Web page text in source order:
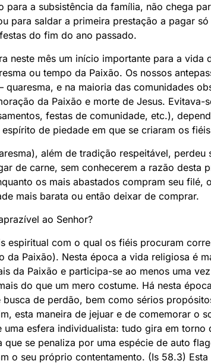
a subsistência da família, não chega
para saldar a primeira prestação a pagar
do fim do ano passado.
neste mês um início importante para a vida
ou tempo da Paixão. Os nossos
e na maioria das comunidades
da Paixão e morte de Jesus. Evitava-
festas de comunidade, etc.),
de piedade em que se criaram os
além de tradição respeitável, perdeu
de carne, sem conhecerem a razão desta
os mais abastados compram seu filé,
mais barata ou então deixar de comprar.
ao Senhor?
espiritual com o qual os fiéis procuram
Paixão). Nesta época a vida religiosa é
da Paixão e participa-se ao menos uma
do que um mero costume. Há nesta
de perdão, bem como sérios
esta maneira de jejuar e de comemorar o
esfera individualista: tudo gira em torno
se penaliza por uma espécie de auto
o seu próprio contentamento. (Is 58.3)